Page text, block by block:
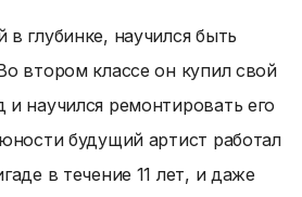
глубинке, научился быть
втором классе он купил свой
научился ремонтировать его
будущий артист работал
в течение 11 лет, и даже